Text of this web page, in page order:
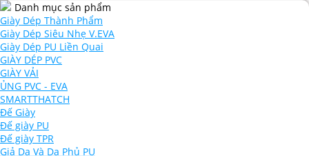
Danh mục sản phẩm
Giày Dép Thành Phẩm
Giày Dép Siêu Nhẹ V.EVA
Giày Dép PU Liền Quai
GIÀY DÉP PVC
GIÀY VẢI
ỦNG PVC - EVA
SMARTTHATCH
Đế Giày
Đế giày PU
Đế giày TPR
Giả Da Và Da Phủ PU